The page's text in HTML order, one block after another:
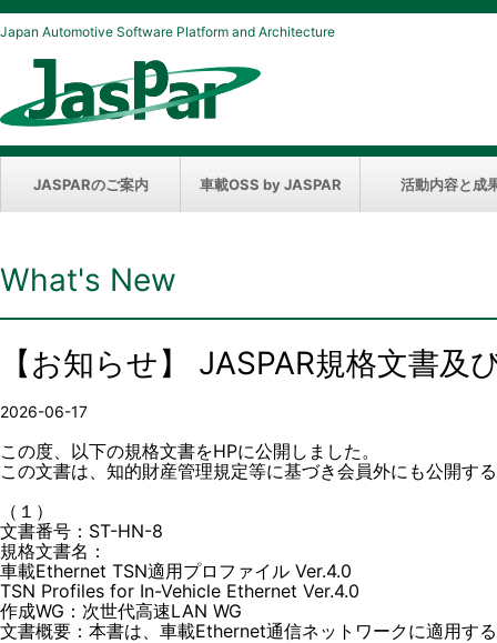
Japan Automotive Software Platform and Architecture
JASPARのご案内 車載OSS by JASPAR 活動内容と成
What's New
【お知らせ】 JASPAR規格文書
2026-06-17
この度、以下の規格文書をHPに公開しました。
この文書は、知的財産管理規定等に基づき会員外にも公開す
（１）
文書番号：ST-HN-8
規格文書名：
車載Ethernet TSN適用プロファイル Ver.4.0
TSN Profiles for In-Vehicle Ethernet Ver.4.0
作成WG：次世代高速LAN WG
文書概要：本書は、車載Ethernet通信ネットワークに適用す